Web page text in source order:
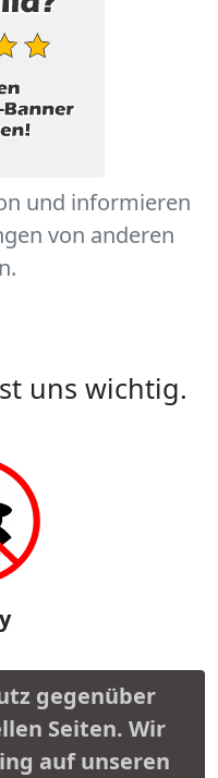
und informieren
von anderen
uns wichtig.
gegenüber
Seiten. Wir
auf unseren